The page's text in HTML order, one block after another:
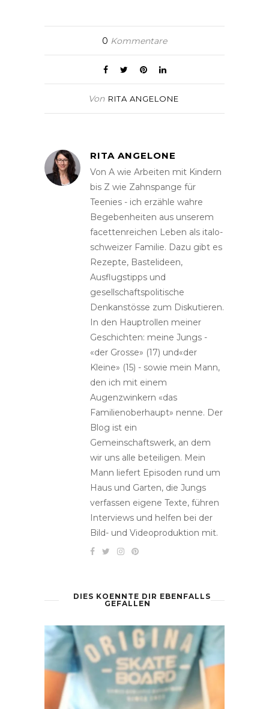
0 Kommentare
Von RITA ANGELONE
RITA ANGELONE
Von A wie Arbeiten mit Kindern
bis Z wie Zahnspange für
Teenies - ich erzähle wahre
Begebenheiten aus unserem
facettenreichen Leben als italo-
schweizer Familie. Dazu gibt es
Rezepte, Bastelideen,
Ausflugstipps und
gesellschaftspolitische
Denkanstösse zum Diskutieren.
In den Hauptrollen meiner
Geschichten: meine Jungs -
«der Grosse» (17) und«der
Kleine» (15) - sowie mein Mann,
den ich mit einem
Augenzwinkern «das
Familienoberhaupt» nenne. Der
Blog ist ein
Gemeinschaftswerk, an dem
wir uns alle beteiligen. Mein
Mann liefert Episoden rund um
Haus und Garten, die Jungs
verfassen eigene Texte, führen
Interviews und helfen bei der
Bild- und Videoproduktion mit.
DIES KOENNTE DIR EBENFALLS
GEFALLEN